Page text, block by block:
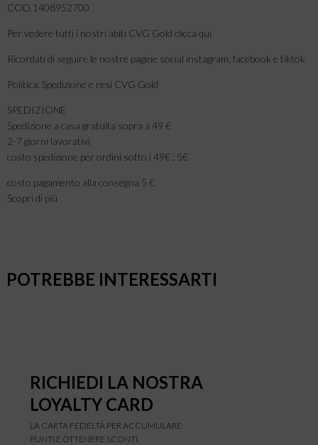
COD.1408952700
Per vedere tutti i nostri abiti CVG Gold clicca qui
Ricordati di seguire le nostre pagine social instagram, facebook e tiktok
Politica: Spedizione e resi CVG Gold
SPEDIZIONE
Spedizione a casa gratuita sopra a 49 €
2-7 giorni lavorativi
costo spedizione per ordini sotto i 49€ : 5€
costo pagamento alla consegna 5 €
Scopri di più
POTREBBE INTERESSARTI
RICHIEDI LA NOSTRA
LOYALTY CARD
LA CARTA FEDELTÀ PER ACCUMULARE
PUNTI E OTTENERE SCONTI.